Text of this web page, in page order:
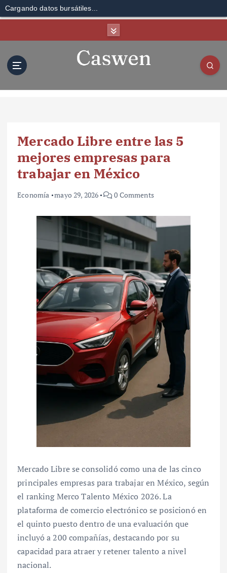
Cargando datos bursátiles...
Mercado Libre entre las 5
mejores empresas para
trabajar en México
Economía mayo 29, 2026 0 Comments
Mercado Libre se consolidó como una de las cinco
principales empresas para trabajar en México, según
el ranking Merco Talento México 2026. La
plataforma de comercio electrónico se posicionó en
el quinto puesto dentro de una evaluación que
incluyó a 200 compañías, destacando por su
capacidad para atraer y retener talento a nivel
nacional.